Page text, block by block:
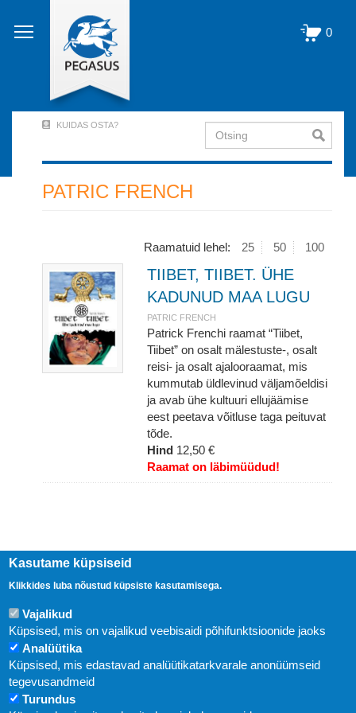
edasi
põhisisu
0
Account
Menu
KUIDAS OSTA? Otsing
PATRIC FRENCH
Raamatuid lehel: 25 50 100
TIIBET, TIIBET. ÜHE
KADUNUD MAA LUGU
PATRIC FRENCH
Patrick Frenchi raamat “Tiibet,
Tiibet” on osalt mälestuste-, osalt
reisi- ja osalt ajalooraamat, mis
kummutab üldlevinud väljamõeldisi
ja avab ühe kultuuri ellujäämise
eest peetava võitluse taga peituvat
tõde.
Hind 12,50 €
Raamat on läbimüüdud!
Uudised
Kasutame küpsiseid
Klikkides luba nõustud küpsiste kasutamisega.
Vajalikud
Küpsised, mis on vajalikud veebisaidi põhifunktsioonide jaoks
Analüütika
Küpsised, mis edastavad analüütikatarkvarale anonüümseid
tegevusandmeid
Turundus